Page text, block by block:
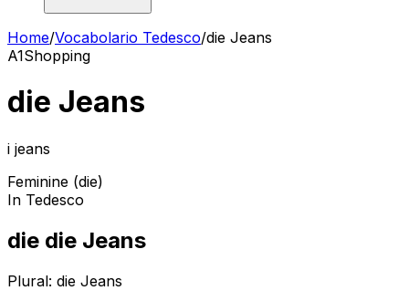
Home/Vocabolario Tedesco/die Jeans
A1Shopping
die Jeans
i jeans
Feminine (die)
In Tedesco
die die Jeans
Plural: die Jeans